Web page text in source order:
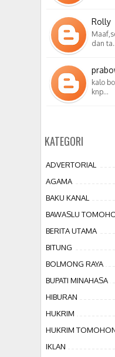
Rolly
dan
kalo
knp…
KATEGORI
ADVERTORIAL
AGAMA
BAKU KANAL
BAWASLU
BERITA UTAMA
BITUNG
BOLMONG RAYA
BUPATI MINAHASA
HIBURAN
HUKRIM
HUKRIM
IKLAN